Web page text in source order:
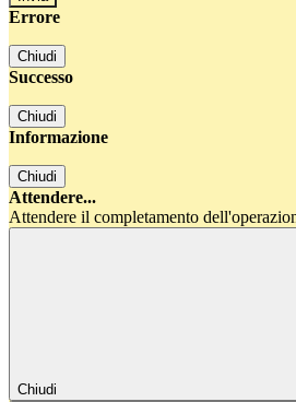
Errore
Chiudi
Successo
Chiudi
Informazione
Chiudi
Attendere...
Attendere il completamento
Chiudi